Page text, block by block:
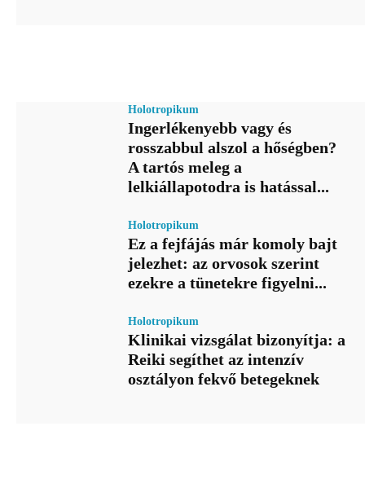
Holotropikum
Ingerlékenyebb vagy és
rosszabbul alszol a hőségben?
A tartós meleg a
lelkiállapotodra is hatással...
Holotropikum
Ez a fejfájás már komoly bajt
jelezhet: az orvosok szerint
ezekre a tünetekre figyelni...
Holotropikum
Klinikai vizsgálat bizonyítja: a
Reiki segíthet az intenzív
osztályon fekvő betegeknek